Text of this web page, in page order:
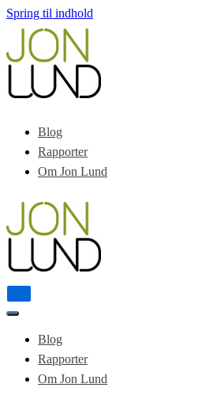
Spring til indhold
Blog
Rapporter
Om Jon Lund
Tænd/sluk
for
Tænd/sluk
navigation
Blog
Rapporter
Om Jon Lund